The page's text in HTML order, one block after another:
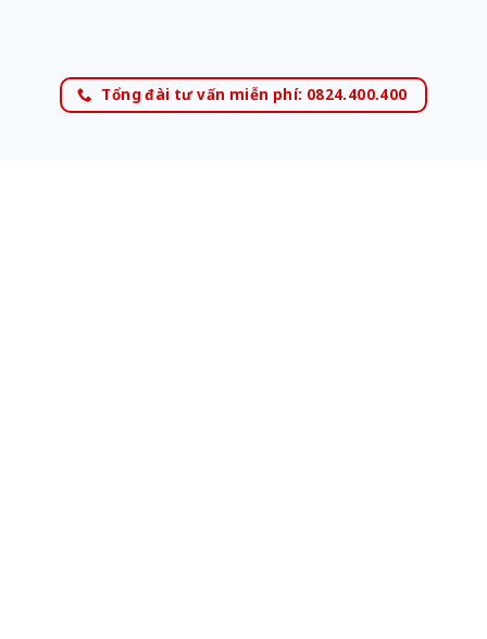
Tổng đài tư vấn miễn phí: 0824.400.400